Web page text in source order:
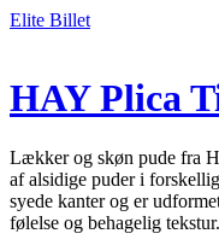
Elite Billet
HAY Plica
Lækker og skøn pude fra
af alsidige puder i
syede kanter og er
følelse og behagelig